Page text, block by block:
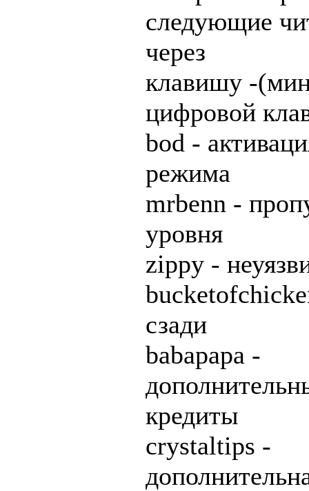
следующие
через
клавишу -
цифровой
bod -
режима
mrbenn -
уровня
zippy -
сзади
babapapa -
кредиты
crystaltips -